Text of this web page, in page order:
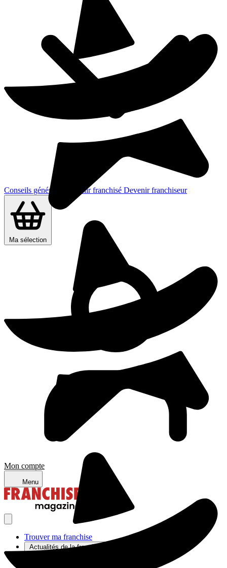
Conseils généraux Devenir franchisé Devenir franchiseur
Ma sélection
Mon compte
Menu
Trouver ma franchise
Actualités de la franchise